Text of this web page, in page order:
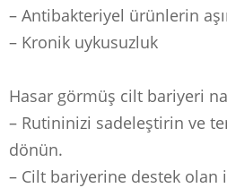
– Antibakteriyel ürünlerin
– Kronik uykusuzluk
Hasar görmüş cilt bariyeri
– Rutininizi sadeleştirin ve
dönün.
– Cilt bariyerine destek olan